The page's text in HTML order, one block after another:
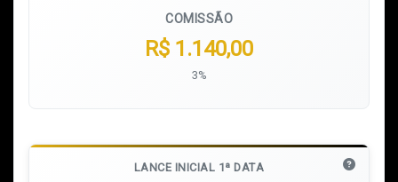
COMISSÃO
R$ 1.140,00
3%
LANCE INICIAL 1ª DATA